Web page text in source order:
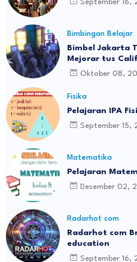
September 16,
Bimbingan Belajar
Bimbel Jakarta
Mejorar tus
Meses!Oktober 08,
Fisika
Pelajaran IPA
September 15,
Matematika
Pelajaran
Desember 02,
Radarhot com
Radarhot com
education
September 16,